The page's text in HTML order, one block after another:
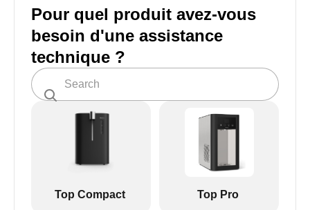
Pour quel produit avez-vous
besoin d'une assistance
technique ?
Top Compact Top Pro